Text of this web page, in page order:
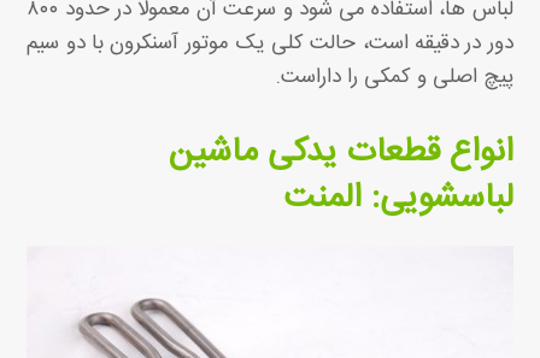
لباس ها، استفاده می شود و سرعت آن معمولا در حدود ۸۰۰
دور در دقیقه است، حالت کلی یک موتور آسنکرون با دو سیم
پیچ اصلی و کمکی را داراست.
انواع قطعات یدکی ماشین
لباسشویی: المنت